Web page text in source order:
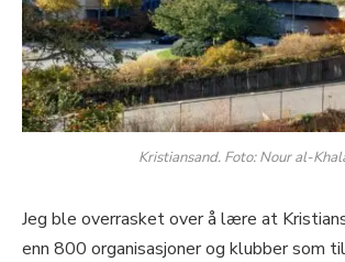
Kristiansand. Foto: Nour al-
Jeg ble overrasket over å lære at
enn 800 organisasjoner og klubber som